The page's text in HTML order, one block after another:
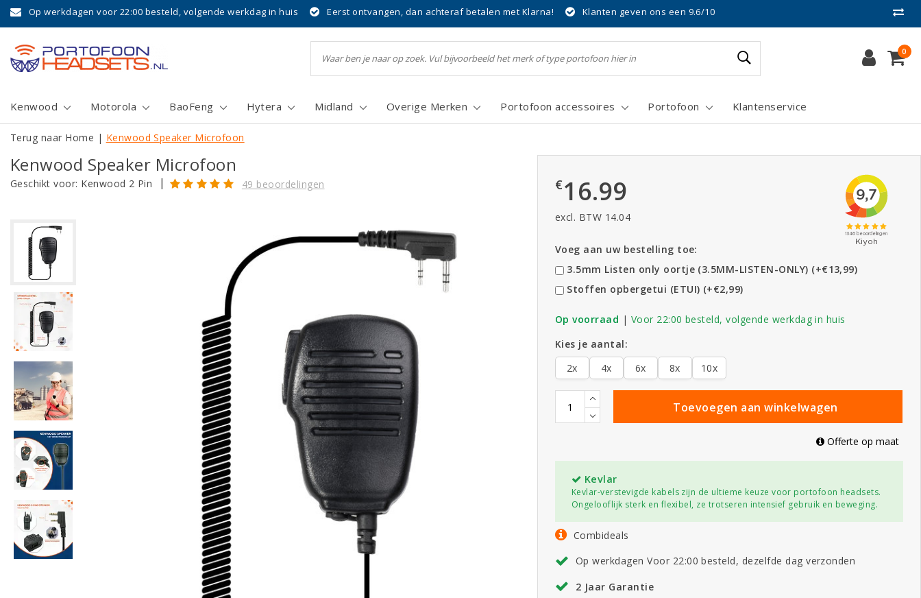
Op werkdagen voor 22:00 besteld, volgende werkdag in huis Eerst ontvangen, dan achteraf betalen met Klarna! Klanten geven ons een 9.6/10
0
Kenwood Motorola BaoFeng Hytera Midland Overige Merken Portofoon accessoires Portofoon Klantenservice
Terug naar Home | Kenwood Speaker Microfoon
Kenwood Speaker Microfoon
Geschikt voor: Kenwood 2 Pin | 49 beoordelingen €16.99
excl. BTW 14.04
Voeg aan uw bestelling toe:
3.5mm Listen only oortje (3.5MM-LISTEN-ONLY) (+€13,99)
Stoffen opbergetui (ETUI) (+€2,99)
Op voorraad | Voor 22:00 besteld, volgende werkdag in huis
Kies je aantal:
2x
4x 6x 8x 10x
Toevoegen aan winkelwagen
Offerte op maat
Kevlar
Kevlar-verstevigde kabels zijn de ultieme keuze voor portofoon headsets.
Ongelooflijk sterk en flexibel, ze trotseren intensief gebruik en beweging.
Combideals
Op werkdagen Voor 22:00 besteld, dezelfde dag verzonden
2 Jaar Garantie